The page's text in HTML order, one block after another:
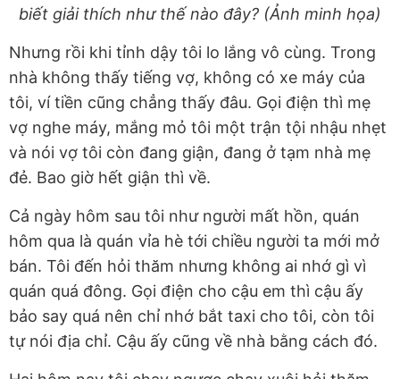
biết giải thích như thế nào đây? (Ảnh minh họa)
Nhưng rồi khi tỉnh dậy tôi lo lắng vô cùng. Trong
nhà không thấy tiếng vợ, không có xe máy của
tôi, ví tiền cũng chẳng thấy đâu. Gọi điện thì mẹ
vợ nghe máy, mắng mỏ tôi một trận tội nhậu nhẹt
và nói vợ tôi còn đang giận, đang ở tạm nhà mẹ
đẻ. Bao giờ hết giận thì về.
Cả ngày hôm sau tôi như người mất hồn, quán
hôm qua là quán vỉa hè tới chiều người ta mới mở
bán. Tôi đến hỏi thăm nhưng không ai nhớ gì vì
quán quá đông. Gọi điện cho cậu em thì cậu ấy
bảo say quá nên chỉ nhớ bắt taxi cho tôi, còn tôi
tự nói địa chỉ. Cậu ấy cũng về nhà bằng cách đó.